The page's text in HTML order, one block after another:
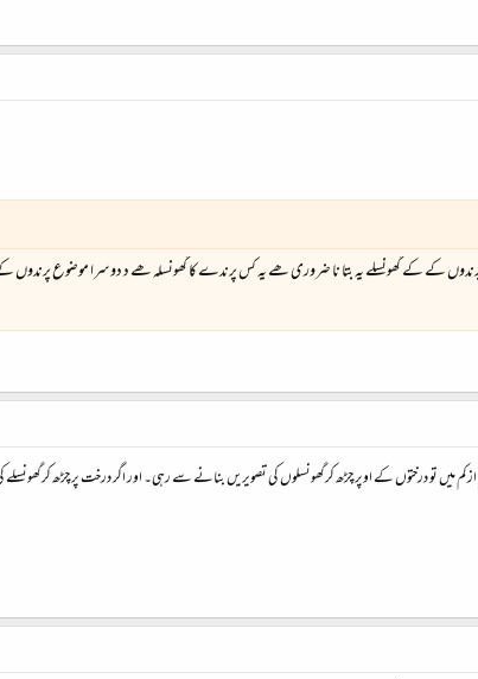
پرندوں کے کے گھونسلے یہ بتا نا ضروری ھے یہ کس پرندے کا گھونسلہ ھے د دوسرا موضوع
تو درختوں کے اوپر چڑھ کر گھونسلوں کی تصویریں بنانے سے رہی۔ اور اگر درخت پر چڑھ کر گھونسلے